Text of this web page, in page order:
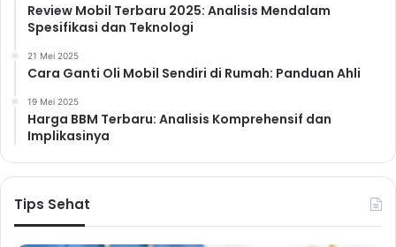
Review Mobil Terbaru 2025: Analisis Mendalam
Spesifikasi dan Teknologi
21 Mei 2025
Cara Ganti Oli Mobil Sendiri di Rumah: Panduan Ahli
19 Mei 2025
Harga BBM Terbaru: Analisis Komprehensif dan
Implikasinya
Tips Sehat